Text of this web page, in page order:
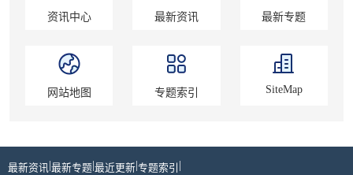
资讯中心 最新资讯 最新专题
网站地图 专题索引 SiteMap
最新资讯 最新专题 最近更新 专题索引